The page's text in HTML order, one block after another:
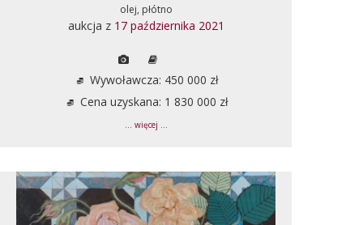
olej, płótno
aukcja z 17 października 2021
Wywoławcza: 450 000 zł
Cena uzyskana: 1 830 000 zł
... więcej ...